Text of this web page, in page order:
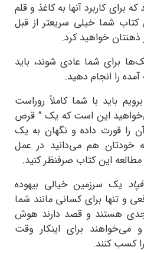
برای کاربرد آنها به کاغذ و قلم
کتاب شما خیلی سریعتر از قبل
خواهید کرد.
برای شما عادی شوند، باید
را انجام دهید.
باید با شما کاملاً روراست
این است که یک ” قرص
را قورت داده و نگهان به یک
خودتان هم می‌دانید در عمل
این کتاب صرفنظر کنید.
یک سرزمین خیالی بیهوده
و تنها برای کسانی مانند شما
هستند و قصد دارند هوش
می‌خواهند برای اینکار وقت
کسب کنند.